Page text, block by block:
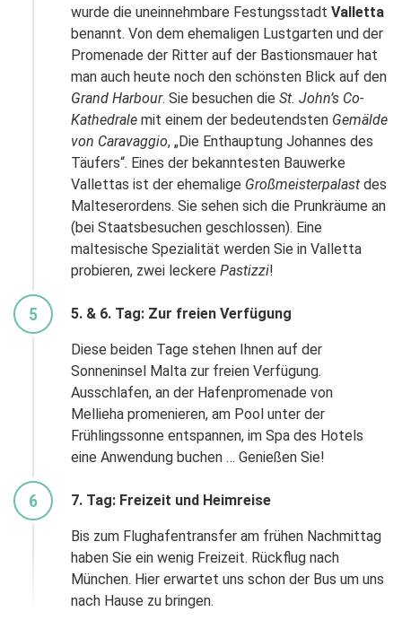
Link kopieren
wurde die uneinnehmbare Festungsstadt Valletta
benannt. Von dem ehemaligen Lustgarten und der
Promenade der Ritter auf der Bastionsmauer hat
man auch heute noch den schönsten Blick auf den
Grand Harbour. Sie besuchen die St. John’s Co-
Kathedrale mit einem der bedeutendsten Gemälde
von Caravaggio, „Die Enthauptung Johannes des
Täufers“. Eines der bekanntesten Bauwerke
Vallettas ist der ehemalige Großmeisterpalast des
Malteserordens. Sie sehen sich die Prunkräume an
(bei Staatsbesuchen geschlossen). Eine
maltesische Spezialität werden Sie in Valletta
probieren, zwei leckere Pastizzi!
5 5. & 6. Tag: Zur freien Verfügung
Diese beiden Tage stehen Ihnen auf der
Sonneninsel Malta zur freien Verfügung.
Ausschlafen, an der Hafenpromenade von
Mellieha promenieren, am Pool unter der
Frühlingssonne entspannen, im Spa des Hotels
eine Anwendung buchen … Genießen Sie!
6 7. Tag: Freizeit und Heimreise
Bis zum Flughafentransfer am frühen Nachmittag
haben Sie ein wenig Freizeit. Rückflug nach
München. Hier erwartet uns schon der Bus um uns
nach Hause zu bringen.